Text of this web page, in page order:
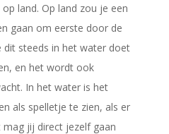
land. Op land zou je een
gaan om eerste door de
dit steeds in het water doet
en het wordt ook
In het water is het
als spelletje te zien, als er
jij direct jezelf gaan